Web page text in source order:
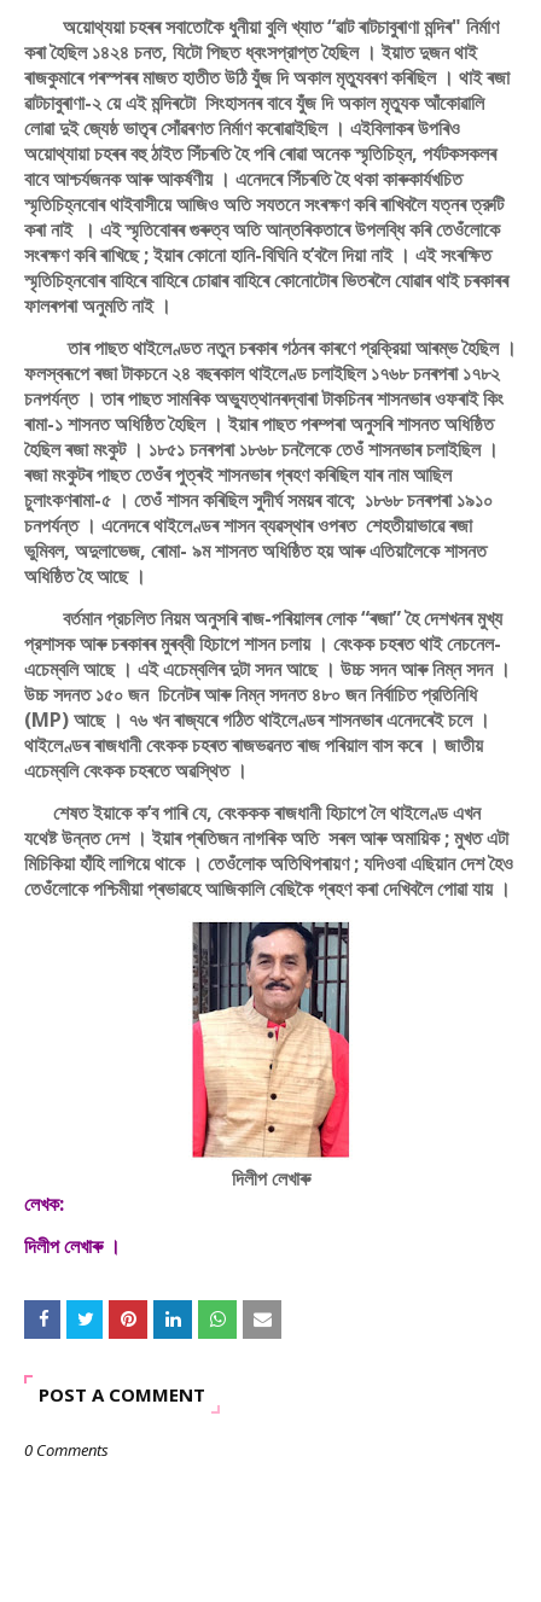
অয়ােথ্যয়া চহৰৰ সবাতোকৈ ধুনীয়া বুলি খ্যাত “ৱাট ৰাটচাবুৰাণা মন্দিৰ" নির্মাণ
কৰা হৈছিল ১৪২৪ চনত, যিটো পিছত ধ্বংসপ্রাপ্ত হৈছিল । ইয়াত দুজন থাই
ৰাজকুমাৰে পৰস্পৰৰ মাজত হাতীত উঠি যুঁজ দি অকাল মৃত্যুবৰণ কৰিছিল । থাই ৰজা
ৱাটচাবুৰাণা-২ য়ে এই মন্দিৰটো সিংহাসনৰ বাবে যুঁজ দি অকাল মৃত্যুক আঁকোৱালি
লোৱা দুই জ্যেষ্ঠ ভাতৃৰ সোঁৱৰণত নিৰ্মাণ কৰোৱাইছিল । এইবিলাকৰ উপৰিও
অয়ােথ্যায়া চহৰৰ বহু ঠাইত সিঁচৰতি হৈ পৰি ৰােৱা অনেক স্মৃতিচিহ্ন, পর্যটকসকলৰ
বাবে আশ্চর্যজনক আৰু আকর্ষণীয় । এনেদৰে সিঁচৰতি হৈ থকা কাৰুকার্যখচিত
স্মৃতিচিহ্নবােৰ থাইবাসীয়ে আজিও অতি সযতনে সংৰক্ষণ কৰি ৰাখিবলৈ যত্নৰ ত্রুটি
কৰা নাই । এই স্মৃতিবােৰৰ গুৰুত্ব অতি আন্তৰিকতাৰে উপলব্ধি কৰি তেওঁলোকে
সংৰক্ষণ কৰি ৰাখিছে ; ইয়াৰ কোনাে হানি-বিঘিনি হ’বলৈ দিয়া নাই । এই সংৰক্ষিত
স্মৃতিচিহ্নবােৰ বাহিৰে বাহিৰে চোৱাৰ বাহিৰে কোনােটোৰ ভিতৰলৈ যােৱাৰ থাই চৰকাৰৰ
ফালৰপৰা অনুমতি নাই ।
তাৰ পাছত থাইলেণ্ডত নতুন চৰকাৰ গঠনৰ কাৰণে প্রক্রিয়া আৰম্ভ হৈছিল ।
ফলস্বৰূপে ৰজা টাকচনে ২৪ বছৰকাল থাইলেণ্ড চলাইছিল ১৭৬৮ চনৰপৰা ১৭৮২
চনপর্যন্ত । তাৰ পাছত সামৰিক অভ্যুত্থানৰদ্বাৰা টাকচিনৰ শাসনভাৰ ওফৰাই কিং
ৰামা-১ শাসনত অধিষ্ঠিত হৈছিল । ইয়াৰ পাছত পৰম্পৰা অনুসৰি শাসনত অধিষ্ঠিত
হৈছিল ৰজা মংকুট । ১৮৫১ চনৰপৰা ১৮৬৮ চনলৈকে তেওঁ শাসনভাৰ চলাইছিল ।
ৰজা মংকুটৰ পাছত তেওঁৰ পুত্ৰই শাসনভাৰ গ্ৰহণ কৰিছিল যাৰ নাম আছিল
চুলাংকণৰামা-৫ । তেওঁ শাসন কৰিছিল সুদীর্ঘ সময়ৰ বাবে; ১৮৬৮ চনৰপৰা ১৯১০
চনপর্যন্ত । এনেদৰে থাইলেণ্ডৰ শাসন ব্যৱস্থাৰ ওপৰত শেহতীয়াভাৱে ৰজা
ভুমিবল, অদুলাভেজ, ৰােমা- ৯ম শাসনত অধিষ্ঠিত হয় আৰু এতিয়ালৈকে শাসনত
অধিষ্ঠিত হৈ আছে ।
বর্তমান প্রচলিত নিয়ম অনুসৰি ৰাজ-পৰিয়ালৰ লােক “ৰজা” হৈ দেশখনৰ মুখ্য
প্রশাসক আৰু চৰকাৰৰ মুৰব্বী হিচাপে শাসন চলায় । বেংকক চহৰত থাই নেচনেল-
এচেম্বলি আছে । এই এচেম্বলিৰ দুটা সদন আছে । উচ্চ সদন আৰু নিম্ন সদন ।
উচ্চ সদনত ১৫০ জন চিনেটৰ আৰু নিম্ন সদনত ৪৮০ জন নির্বাচিত প্রতিনিধি
(MP) আছে । ৭৬ খন ৰাজ্যৰে গঠিত থাইলেণ্ডৰ শাসনভাৰ এনেদৰেই চলে ।
থাইলেণ্ডৰ ৰাজধানী বেংকক চহৰত ৰাজভৱনত ৰাজ পৰিয়াল বাস কৰে । জাতীয়
এচেম্বলি বেংকক চহৰতে অৱস্থিত ।
শেষত ইয়াকে ক’ব পাৰি যে, বেংককক ৰাজধানী হিচাপে লৈ থাইলেণ্ড এখন
যথেষ্ট উন্নত দেশ । ইয়াৰ প্ৰতিজন নাগৰিক অতি সৰল আৰু অমায়িক ; মুখত এটা
মিচিকিয়া হাঁহি লাগিয়ে থাকে । তেওঁলোক অতিথিপৰায়ণ ; যদিওবা এছিয়ান দেশ হৈও
তেওঁলোকে পশ্চিমীয়া প্ৰভাৱহে আজিকালি বেছিকৈ গ্ৰহণ কৰা দেখিবলৈ পোৱা যায় ।
দিলীপ লেখাৰু
লেখক:
দিলীপ লেখাৰু ।
POST A COMMENT
0 Comments